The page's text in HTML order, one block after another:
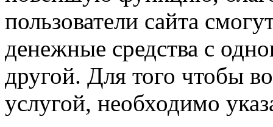
пользователи сайта
денежные средства с
другой. Для того чтобы
услугой, необходимо